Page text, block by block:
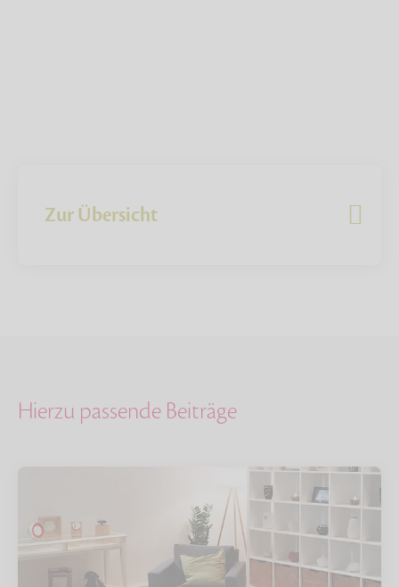
Zur Übersicht
Hierzu passende Beiträge